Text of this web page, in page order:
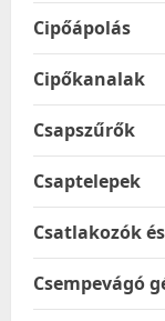
Cipőápolás
Cipőkanalak
Csapszűrők
Csaptelepek
Csatlakozók
Csempevágó